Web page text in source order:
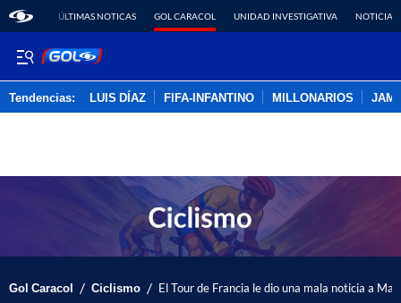
ÚLTIMAS NOTICAS GOL CARACOL UNIDAD INVESTIGATIVA NOTICIAS
Tendencias: LUIS DÍAZ FIFA-INFANTINO MILLONARIOS
Gol Caracol / Ciclismo / El Tour de Francia le dio una mala noticia a